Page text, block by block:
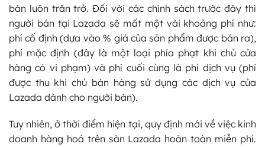
bán luôn trăn trở. Đối với các chính sách trước đây thì
người bán tại Lazada sẽ mất một vài khoảng phí như:
phí cố định (dựa vào % giá của sản phẩm được bán ra),
phí mặc định (đây là một loại phía phạt khi chủ cửa
hàng có vi phạm) và phí cuối cùng là phí dịch vụ (phí
được thu khi chủ bán hàng sử dụng các dịch vụ của
Lazada dành cho người bán).
Tuy nhiên, ở thời điểm hiện tại, quy định mới về việc kinh
doanh hàng hoá trên sàn Lazada hoàn toàn miễn phí.